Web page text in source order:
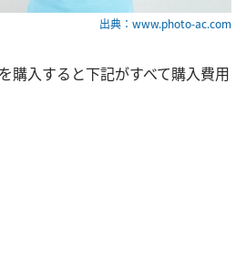
出典：www.photo-ac.com
購入すると下記がすべて購入費用